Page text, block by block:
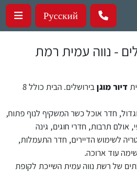
Русский
- נווה עמית רמת
דיור מוגן
בירושלים. הבית כולל 8
חדר אוכל כשר המשקיף לנוף פתוח,
אולם תרבות, חדרי חוגים, גינה
לשימוש הדיירים, חדר התעמלות,
עוד ארוכה.
הוא אחד מ-4 הבתים של רשת נווה עמית השייכת לקופת